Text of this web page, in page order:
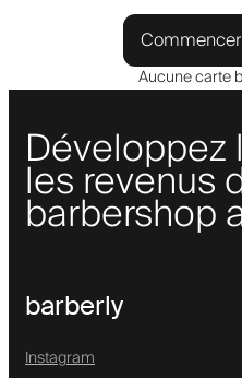
Aucune carte
les revenus
barbershop
barberly
Instagram